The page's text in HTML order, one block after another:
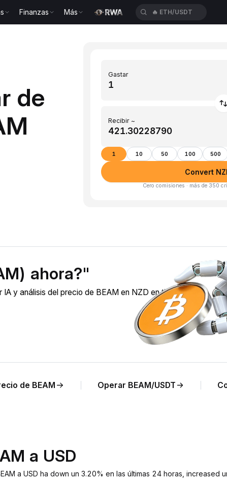
Finanzas Más 🔥 ETH/USDT
de
Gastar
Recibir ~
1 10 50 100 500
Convert
Cero comisiones · más de 350
ahora?"
y análisis del precio de BEAM en NZD en tiempo
de BEAM Operar BEAM/USDT
a USD
a USD ha down un 3.20% en las últimas 24 horas, increased